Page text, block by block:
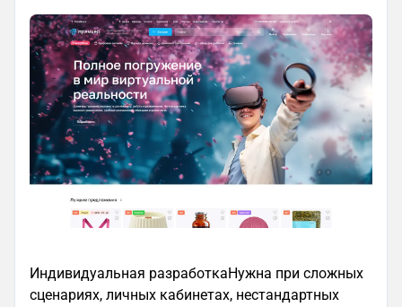
Индивидуальная разработкаНужна при сложных
сценариях, личных кабинетах, нестандартных